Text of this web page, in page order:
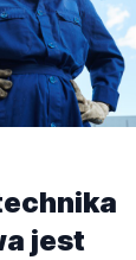
jest